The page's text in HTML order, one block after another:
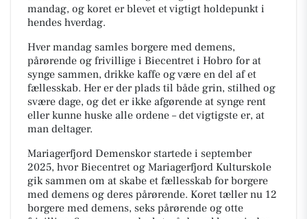
mandag, og koret er blevet et vigtigt holdepunkt i
hendes hverdag.
Hver mandag samles borgere med demens,
pårørende og frivillige i Biecentret i Hobro for at
synge sammen, drikke kaffe og være en del af et
fællesskab. Her er der plads til både grin, stilhed og
svære dage, og det er ikke afgørende at synge rent
eller kunne huske alle ordene – det vigtigste er, at
man deltager.
Mariagerfjord Demenskor startede i september
2025, hvor Biecentret og Mariagerfjord Kulturskole
gik sammen om at skabe et fællesskab for borgere
med demens og deres pårørende. Koret tæller nu 12
borgere med demens, seks pårørende og otte